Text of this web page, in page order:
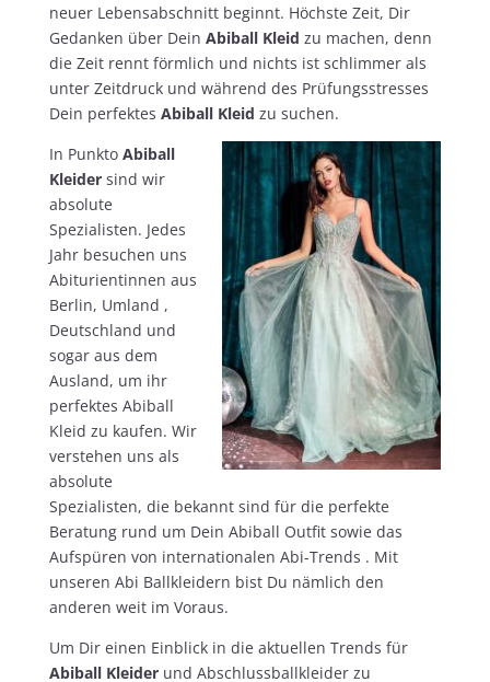
neuer Lebensabschnitt beginnt. Höchste Zeit, Dir
Gedanken über Dein Abiball Kleid zu machen, denn
die Zeit rennt förmlich und nichts ist schlimmer als
unter Zeitdruck und während des Prüfungsstresses
Dein perfektes Abiball Kleid zu suchen.
In Punkto Abiball
Kleidersind wir
absolute
Spezialisten. Jedes
Jahr besuchen uns
Abiturientinnen aus
Berlin, Umland ,
Deutschland und
sogar aus dem
Ausland, um ihr
perfektes Abiball
Kleid zu kaufen. Wir
verstehen uns als
absolute
Spezialisten, die bekannt sind für die perfekte
Beratung rund um Dein Abiball Outfit sowie das
Aufspüren von internationalen Abi-Trends . Mit
unseren Abi Ballkleidern bist Du nämlich den
anderen weit im Voraus.
Um Dir einen Einblick in die aktuellen Trends für
Abiball Kleiderund Abschlussballkleider zu